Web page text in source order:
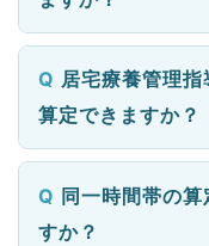
居宅療養管理
算定できますか？
同一時間帯の
すか？